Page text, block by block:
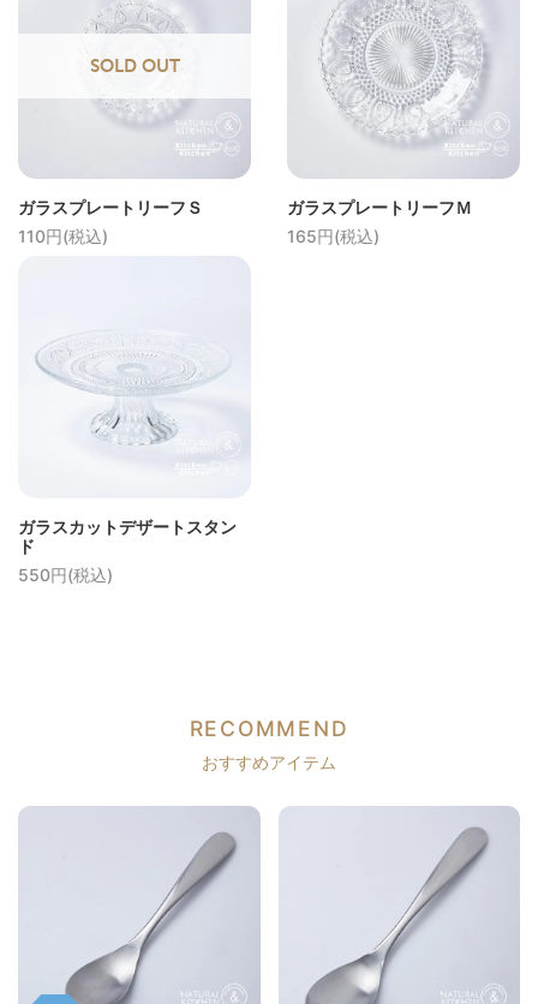
SOLD OUT
ガラスプレートリーフＳ
110円(税込)
ガラスプレートリーフＭ
165円(税込)
ガラスカットデザートスタン
ド
550円(税込)
RECOMMEND
おすすめアイテム